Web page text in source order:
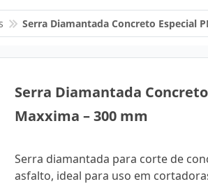
Serra Diamantada Concreto Especial
Serra Diamantada
Maxxima – 300 mm
Serra diamantada para corte de
asfalto, ideal para uso em